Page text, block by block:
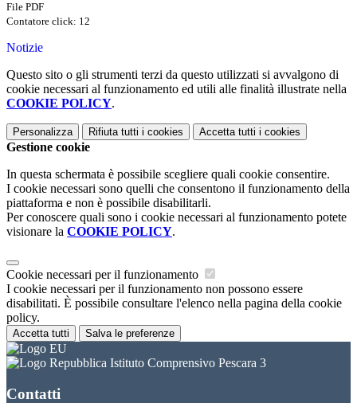
File PDF
Contatore click: 12
Notizie
Questo sito o gli strumenti terzi da questo utilizzati si avvalgono di
cookie necessari al funzionamento ed utili alle finalità illustrate nella
COOKIE POLICY.
Personalizza Rifiuta tutti i cookies Accetta tutti i cookies
Gestione cookie
In questa schermata è possibile scegliere quali cookie consentire.
I cookie necessari sono quelli che consentono il funzionamento della
piattaforma e non è possibile disabilitarli.
Per conoscere quali sono i cookie necessari al funzionamento potete
visionare la COOKIE POLICY.
Cookie necessari per il funzionamento
I cookie necessari per il funzionamento non possono essere
disabilitati. È possibile consultare l'elenco nella pagina della cookie
policy.
Accetta tutti Salva le preferenze
Istituto Comprensivo Pescara 3
Contatti